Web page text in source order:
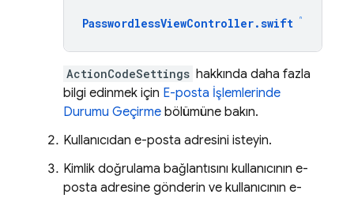
PasswordlessViewController.swift
ActionCodeSettings hakkında daha fazla
bilgi edinmek için E-posta İşlemlerinde
Durumu Geçirme bölümüne bakın.
Kullanıcıdan e-posta adresini isteyin.
Kimlik doğrulama bağlantısını kullanıcının e-
posta adresine gönderin ve kullanıcının e-